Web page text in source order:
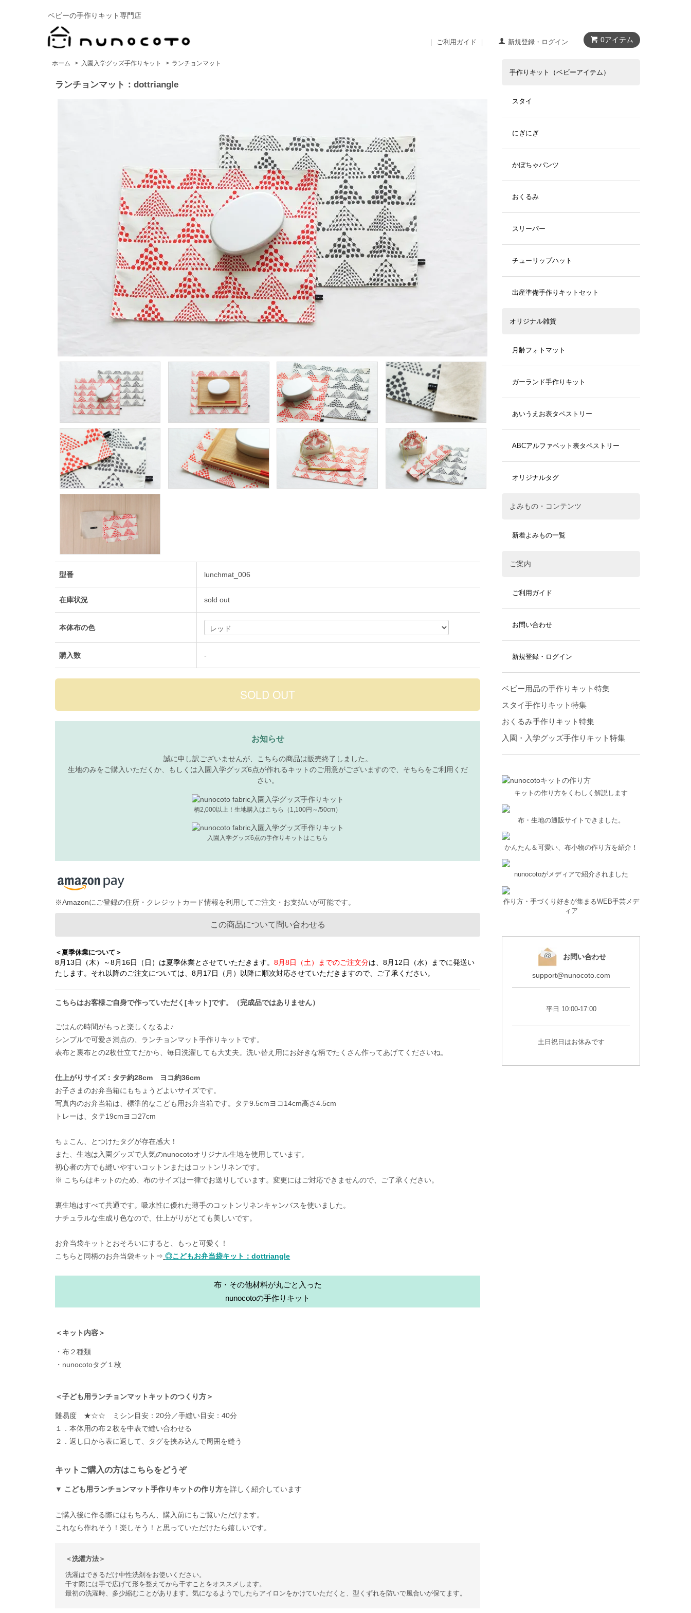
0アイテム
｜ ご利用ガイド ｜ 新規登録・ログイン
ベビーの手作りキット専門店
ホーム > 入園入学グッズ手作りキット > ランチョンマット
ランチョンマット：dottriangle
型番 lunchmat_006
在庫状況 sold out
本体布の色
購入数 -
お知らせ
誠に申し訳ございませんが、こちらの商品は販売終了しました。
生地のみをご購入いただくか、もしくは入園入学グッズ6点が作れるキットのご用意がございますので、そちらをご利用くだ
さい。
柄2,000以上！生地購入はこちら（1,100円～/50cm）
入園入学グッズ6点の手作りキットはこちら
※Amazonにご登録の住所・クレジットカード情報を利用してご注文・お支払いが可能です。
この商品について問い合わせる
＜夏季休業について＞
8月13日（木）～8月16日（日）は夏季休業とさせていただきます。8月8日（土）までのご注文分は、8月12日（水）までに発送い
たします。それ以降のご注文については、8月17日（月）以降に順次対応させていただきますので、ご了承ください。
こちらはお客様ご自身で作っていただく[キット]です。（完成品ではありません）
ごはんの時間がもっと楽しくなるよ♪
シンプルで可愛さ満点の、ランチョンマット手作りキットです。
表布と裏布との2枚仕立てだから、毎日洗濯しても大丈夫。洗い替え用にお好きな柄でたくさん作ってあげてくださいね。
仕上がりサイズ：タテ約28cm ヨコ約36cm
お子さまのお弁当箱にもちょうどよいサイズです。
写真内のお弁当箱は、標準的なこども用お弁当箱です。タテ9.5cmヨコ14cm高さ4.5cm
トレーは、タテ19cmヨコ27cm
ちょこん、とつけたタグが存在感大！
また、生地は入園グッズで人気のnunocotoオリジナル生地を使用しています。
初心者の方でも縫いやすいコットンまたはコットンリネンです。
※ こちらはキットのため、布のサイズは一律でお送りしています。変更にはご対応できませんので、ご了承ください。
裏生地はすべて共通です。吸水性に優れた薄手のコットンリネンキャンバスを使いました。
ナチュラルな生成り色なので、仕上がりがとても美しいです。
お弁当袋キットとおそろいにすると、もっと可愛く！
こちらと同柄のお弁当袋キット⇒ ◎こどもお弁当袋キット：dottriangle
布・その他材料が丸ごと入った
nunocotoの手作りキット
＜キット内容＞
・布２種類
・nunocotoタグ１枚
＜子ども用ランチョンマットキットのつくり方＞
難易度 ★☆☆ ミシン目安：20分／手縫い目安：40分
１．本体用の布２枚を中表で縫い合わせる
２．返し口から表に返して、タグを挟み込んで周囲を縫う
キットご購入の方はこちらをどうぞ
▼ こども用ランチョンマット手作りキットの作り方を詳しく紹介しています
ご購入後に作る際にはもちろん、購入前にもご覧いただけます。
これなら作れそう！楽しそう！と思っていただけたら嬉しいです。
＜洗濯方法＞
洗濯はできるだけ中性洗剤をお使いください。
干す際には手で広げて形を整えてから干すことをオススメします。
最初の洗濯時、多少縮むことがあります。気になるようでしたらアイロンをかけていただくと、型くずれを防いで風合いが保てます。
手作りキット（ベビーアイテム）
スタイ
にぎにぎ
かぼちゃパンツ
おくるみ
スリーパー
チューリップハット
出産準備手作りキットセット
オリジナル雑貨
月齢フォトマット
ガーランド手作りキット
あいうえお表タペストリー
ABCアルファベット表タペストリー
オリジナルタグ
よみもの・コンテンツ
新着よみもの一覧
ご案内
ご利用ガイド
お問い合わせ
新規登録・ログイン
ベビー用品の手作りキット特集
スタイ手作りキット特集
おくるみ手作りキット特集
入園・入学グッズ手作りキット特集
キットの作り方をくわしく解説します
布・生地の通販サイトできました。
かんたん＆可愛い、布小物の作り方を紹介！
nunocotoがメディアで紹介されました
作り方・手づくり好きが集まるWEB手芸メデ
ィア
お問い合わせ
support@nunocoto.com
平日 10:00-17:00
土日祝日はお休みです